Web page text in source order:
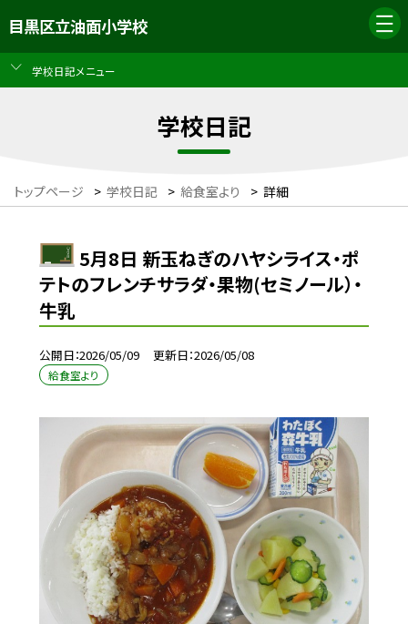
目黒区立油面小学校
学校日記メニュー
学校日記
トップページ > 学校日記 > 給食室より > 詳細
5月8日 新玉ねぎのハヤシライス・ポ
テトのフレンチサラダ・果物(セミノール）・
牛乳
公開日 2026/05/09 更新日 2026/05/08
給食室より